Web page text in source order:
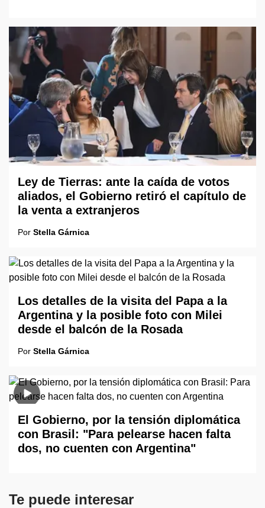
Ley de Tierras: ante la caída de votos
aliados, el Gobierno retiró el capítulo de
la venta a extranjeros
Por Stella Gárnica
Los detalles de la visita del Papa a la
Argentina y la posible foto con Milei
desde el balcón de la Rosada
Por Stella Gárnica
El Gobierno, por la tensión diplomática
con Brasil: "Para pelearse hacen falta
dos, no cuenten con Argentina"
Te puede interesar